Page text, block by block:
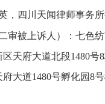
，四川天闻律师事务
审被上诉人）：七色
天府大道北段1480号
大道1480号孵化园8